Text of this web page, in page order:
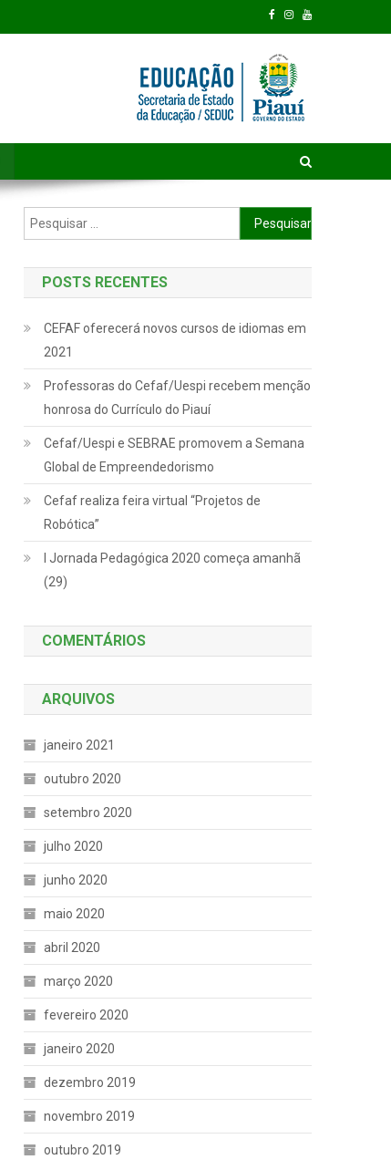
Pesquisar por:
POSTS RECENTES
CEFAF oferecerá novos cursos de idiomas em
2021
Professoras do Cefaf/Uespi recebem menção
honrosa do Currículo do Piauí
Cefaf/Uespi e SEBRAE promovem a Semana
Global de Empreendedorismo
Cefaf realiza feira virtual “Projetos de
Robótica”
I Jornada Pedagógica 2020 começa amanhã
(29)
COMENTÁRIOS
ARQUIVOS
janeiro 2021
outubro 2020
setembro 2020
julho 2020
junho 2020
maio 2020
abril 2020
março 2020
fevereiro 2020
janeiro 2020
dezembro 2019
novembro 2019
outubro 2019